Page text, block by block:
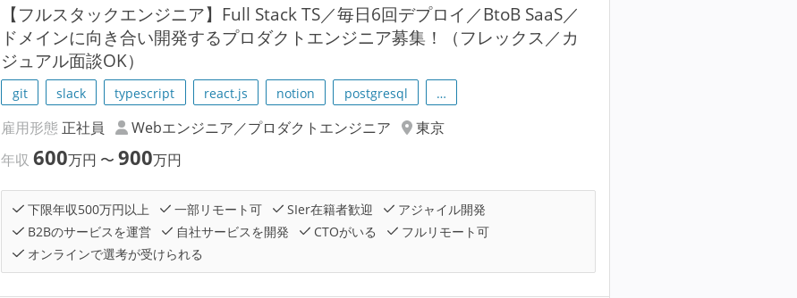
【フルスタックエンジニア】Full Stack TS／毎日6回デプロイ／BtoB SaaS／
ドメインに向き合い開発するプロダクトエンジニア募集！（フレックス／カ
ジュアル面談OK）
git slack typescript react.js notion postgresql …
雇用形態 正社員 Webエンジニア／プロダクトエンジニア
東京
年収600万円 〜900万円
下限年収500万円以上 一部リモート可 SIer在籍者歓迎
アジャイル開発
B2Bのサービスを運営
自社サービスを開発 CTOがいる
フルリモート可
オンラインで選考が受けられる